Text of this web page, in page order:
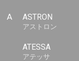
A ASTRON
アストロン
ATESSA
アテッサ